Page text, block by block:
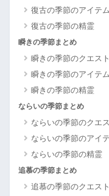
復古の季節のアイテム
復古の季節の精霊
瞬きの季節まとめ
瞬きの季節のクエスト
瞬きの季節のアイテム
瞬きの季節の精霊
ならいの季節まとめ
ならいの季節のクエ
ならいの季節のアイ
ならいの季節の精霊
追慕の季節まとめ
追慕の季節のクエスト